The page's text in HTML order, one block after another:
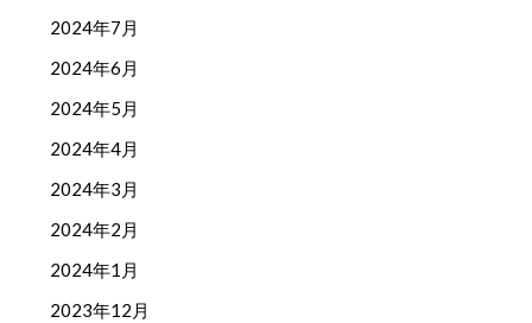
2024年7月
2024年6月
2024年5月
2024年4月
2024年3月
2024年2月
2024年1月
2023年12月